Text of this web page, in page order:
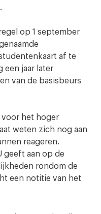
op 1 september
af te
een jaar later
van de basisbeurs
voor het hoger
weten zich nog aan
reageren.
geeft aan op de
rondom de
een notitie van het